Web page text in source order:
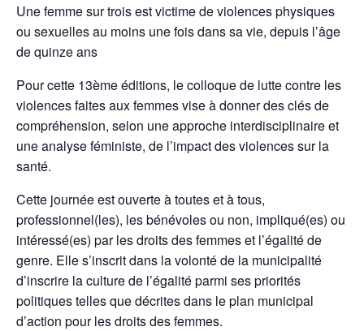
Une femme sur trois est victime de violences physiques
ou sexuelles au moins une fois dans sa vie, depuis l’âge
de quinze ans
Pour cette 13ème éditions, le colloque de lutte contre les
violences faites aux femmes vise à donner des clés de
compréhension, selon une approche interdisciplinaire et
une analyse féministe, de l’impact des violences sur la
santé.
Cette journée est ouverte à toutes et à tous,
professionnel(les), les bénévoles ou non, impliqué(es) ou
intéressé(es) par les droits des femmes et l’égalité de
genre. Elle s’inscrit dans la volonté de la municipalité
d’inscrire la culture de l’égalité parmi ses priorités
politiques telles que décrites dans le plan municipal
d’action pour les droits des femmes.